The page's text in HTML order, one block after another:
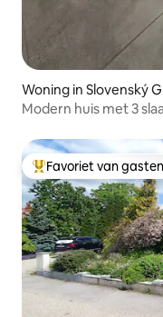
Woning in Slovenský
Modern huis met 3
Topfavoriet van
Favoriet van gasten